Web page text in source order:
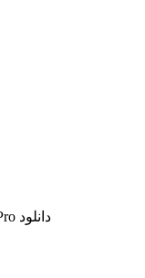
دانلود NetWorker Pro براي مک با لينك مستقيم